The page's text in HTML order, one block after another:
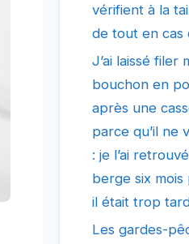
vérifient à la
de tout en cas
J’ai laissé filer
bouchon en
après une
parce qu’il ne
: je l’ai
berge six
il était trop
Les gardes-